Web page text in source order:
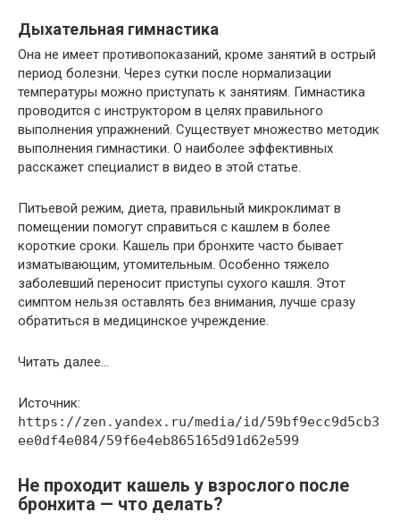
Дыхательная гимнастика
Она не имеет противопоказаний, кроме занятий в острый
период болезни. Через сутки после нормализации
температуры можно приступать к занятиям. Гимнастика
проводится с инструктором в целях правильного
выполнения упражнений. Существует множество методик
выполнения гимнастики. О наиболее эффективных
расскажет специалист в видео в этой статье.
Питьевой режим, диета, правильный микроклимат в
помещении помогут справиться с кашлем в более
короткие сроки. Кашель при бронхите часто бывает
изматывающим, утомительным. Особенно тяжело
заболевший переносит приступы сухого кашля. Этот
симптом нельзя оставлять без внимания, лучше сразу
обратиться в медицинское учреждение.
Читать далее…
Источник:
https://zen.yandex.ru/media/id/59bf9ecc9d5cb3
ee0df4e084/59f6e4eb865165d91d62e599
Не проходит кашель у взрослого после
бронхита — что делать?